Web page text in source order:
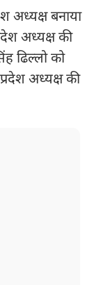
अध्यक्ष बनाया
अध्यक्ष की
ढिल्लो को
अध्यक्ष की